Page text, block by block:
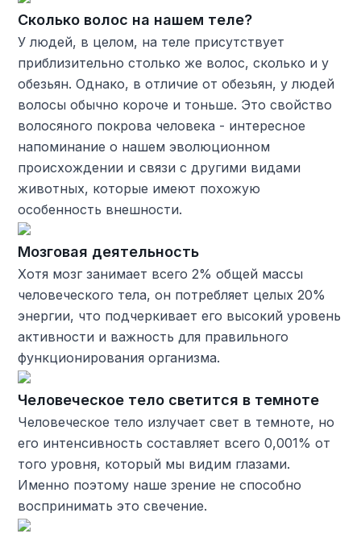
Сколько волос на нашем теле?
У людей, в целом, на теле присутствует
приблизительно столько же волос, сколько и у
обезьян. Однако, в отличие от обезьян, у людей
волосы обычно короче и тоньше. Это свойство
волосяного покрова человека - интересное
напоминание о нашем эволюционном
происхождении и связи с другими видами
животных, которые имеют похожую
особенность внешности.
Мозговая деятельность
Хотя мозг занимает всего 2% общей массы
человеческого тела, он потребляет целых 20%
энергии, что подчеркивает его высокий уровень
активности и важность для правильного
функционирования организма.
Человеческое тело светится в темноте
Человеческое тело излучает свет в темноте, но
его интенсивность составляет всего 0,001% от
того уровня, который мы видим глазами.
Именно поэтому наше зрение не способно
воспринимать это свечение.